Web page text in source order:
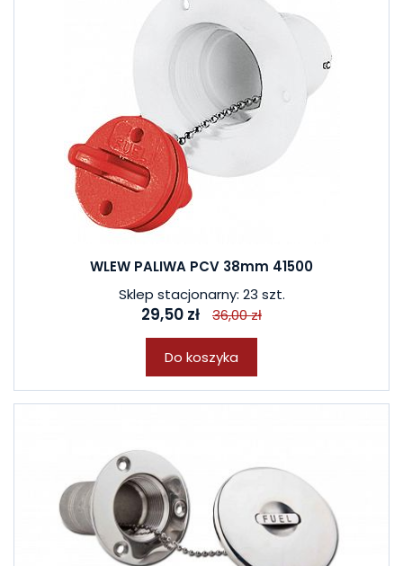
WLEW PALIWA PCV 38mm 41500
Sklep stacjonarny: 23 szt.
29,50 zł 36,00 zł
Do koszyka